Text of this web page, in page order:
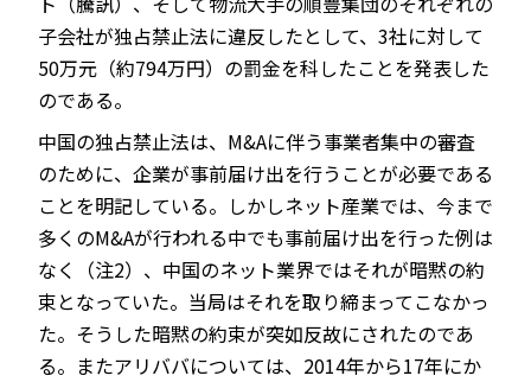
子会社が独占禁止法に違反したとして、3社に対して
50万元（約794万円）の罰金を科したことを発表した
のである。
中国の独占禁止法は、M&Aに伴う事業者集中の審査
のために、企業が事前届け出を行うことが必要である
ことを明記している。しかしネット産業では、今まで
多くのM&Aが行われる中でも事前届け出を行った例は
なく（注2）、中国のネット業界ではそれが暗黙の約
束となっていた。当局はそれを取り締まってこなかっ
た。そうした暗黙の約束が突如反故にされたのであ
る。またアリババについては、2014年から17年にか